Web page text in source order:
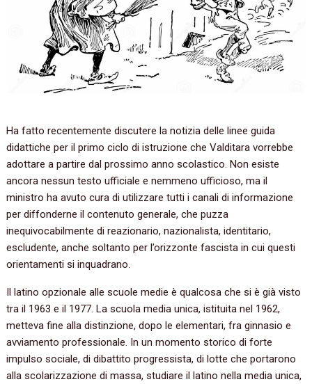
Ha fatto recentemente discutere la notizia delle linee guida
didattiche per il primo ciclo di istruzione che Valditara vorrebbe
adottare a partire dal prossimo anno scolastico. Non esiste
ancora nessun testo ufficiale e nemmeno ufficioso, ma il
ministro ha avuto cura di utilizzare tutti i canali di informazione
per diffonderne il contenuto generale, che puzza
inequivocabilmente di reazionario, nazionalista, identitario,
escludente, anche soltanto per l’orizzonte fascista in cui questi
orientamenti si inquadrano.
Il latino opzionale alle scuole medie è qualcosa che si è già visto
tra il 1963 e il 1977. La scuola media unica, istituita nel 1962,
metteva fine alla distinzione, dopo le elementari, fra ginnasio e
avviamento professionale. In un momento storico di forte
impulso sociale, di dibattito progressista, di lotte che portarono
alla scolarizzazione di massa, studiare il latino nella media unica,